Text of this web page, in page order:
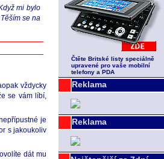
Čtěte Britské listy speciálně
upravené pro vaše mobilní
telefony a PDA
Reklama
Reklama
mi bylo
se na
vždycky
se vám líbí,
je
s jakoukoliv
dát mu